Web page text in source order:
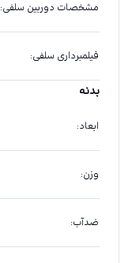
مشخصات دوربین سلفی:
فیلمبرداری سلفی:
بدنه
ابعاد:
وزن:
ضدآب: